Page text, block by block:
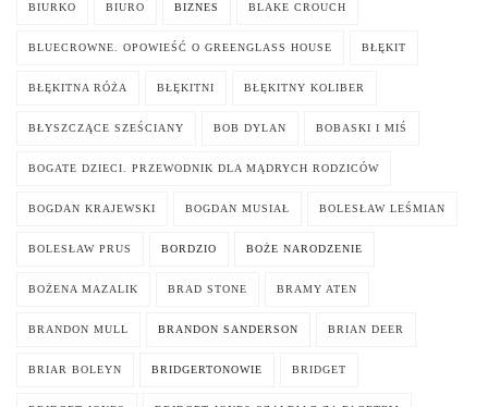
BIURKO BIURO BIZNES BLAKE CROUCH
BLUECROWNE. OPOWIEŚĆ O GREENGLASS HOUSE BŁĘKIT
BŁĘKITNA RÓŻA BŁĘKITNI BŁĘKITNY KOLIBER
BŁYSZCZĄCE SZEŚCIANY BOB DYLAN BOBASKI I MIŚ
BOGATE DZIECI. PRZEWODNIK DLA MĄDRYCH RODZICÓW
BOGDAN KRAJEWSKI BOGDAN MUSIAŁ BOLESŁAW LEŚMIAN
BOLESŁAW PRUS BORDZIO BOŻE NARODZENIE
BOŻENA MAZALIK BRAD STONE BRAMY ATEN
BRANDON MULL BRANDON SANDERSON BRIAN DEER
BRIAR BOLEYN BRIDGERTONOWIE BRIDGET